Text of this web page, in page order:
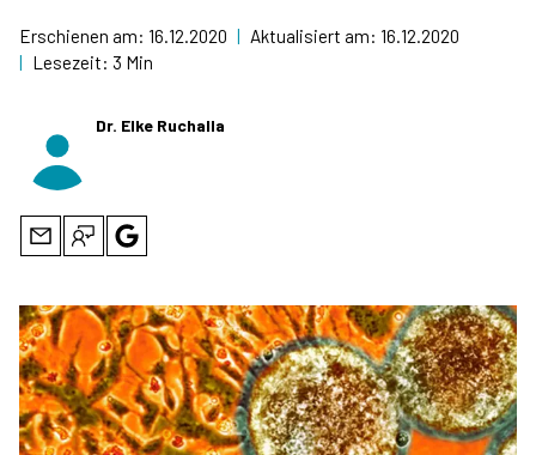
Erschienen am: 16.12.2020 | Aktualisiert am: 16.12.2020
| Lesezeit: 3 Min
Dr. Elke Ruchalla